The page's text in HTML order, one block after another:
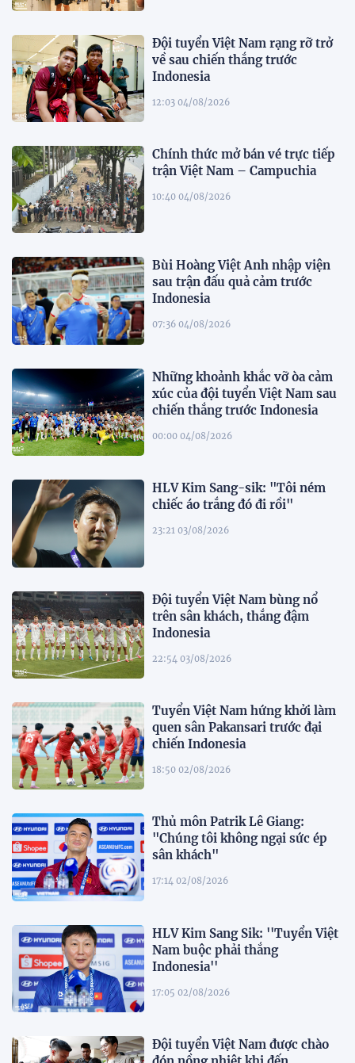
Đội tuyển Việt Nam rạng rỡ trở
về sau chiến thắng trước
Indonesia
12:03 04/08/2026
Chính thức mở bán vé trực tiếp
trận Việt Nam – Campuchia
10:40 04/08/2026
Bùi Hoàng Việt Anh nhập viện
sau trận đấu quả cảm trước
Indonesia
07:36 04/08/2026
Những khoảnh khắc vỡ òa cảm
xúc của đội tuyển Việt Nam sau
chiến thắng trước Indonesia
00:00 04/08/2026
HLV Kim Sang-sik: "Tôi ném
chiếc áo trắng đó đi rồi"
23:21 03/08/2026
Đội tuyển Việt Nam bùng nổ
trên sân khách, thắng đậm
Indonesia
22:54 03/08/2026
Tuyển Việt Nam hứng khởi làm
quen sân Pakansari trước đại
chiến Indonesia
18:50 02/08/2026
Thủ môn Patrik Lê Giang:
"Chúng tôi không ngại sức ép
sân khách"
17:14 02/08/2026
HLV Kim Sang Sik: ''Tuyển Việt
Nam buộc phải thắng
Indonesia''
17:05 02/08/2026
Đội tuyển Việt Nam được chào